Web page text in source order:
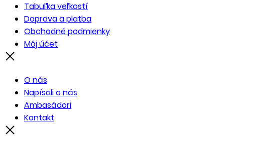
Tabuľka veľkostí
Doprava a platba
Obchodné podmienky
Môj účet
O nás
Napísali o nás
Ambasádori
Kontakt